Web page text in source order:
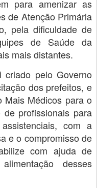
para amenizar as
de Atenção Primária
pela dificuldade de
de Saúde da
mais distantes.
pelo Governo
dos prefeitos, e
Mais Médicos para o
profissionais para
com a
e o compromisso de
com ajuda de
desses